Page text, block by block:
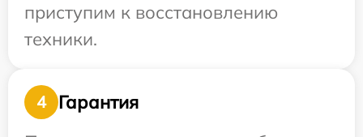
приступим к восстановлению
техники.
4
Гарантия